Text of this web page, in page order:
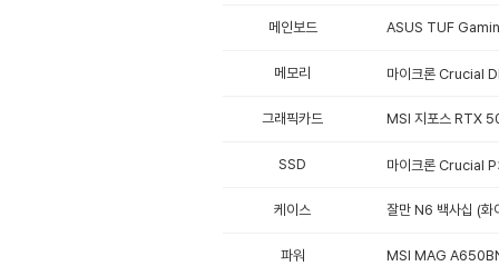
메인보드 ASUS TUF
메모리 마이크론 Crucial
그래픽카드 MSI 지포스 RTX
SSD 마이크론 Crucial
케이스 잘만 N6 백사십 (화
파워 MSI MAG